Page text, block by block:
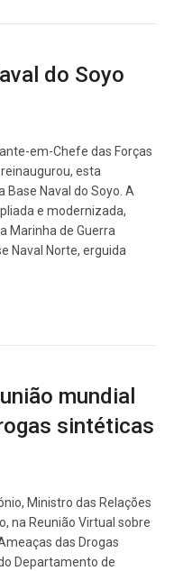
do Soyo
em-Chefe das Forças
esta
Naval do Soyo. A
e modernizada,
Marinha de Guerra
Naval Norte, erguida
mundial
sintéticas
Ministro das Relações
na Reunião Virtual sobre
das Drogas
Departamento de